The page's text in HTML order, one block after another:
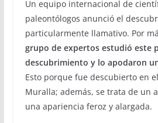
Un equipo internacional de
paleontólogos anunció el
particularmente llamativo. Por
grupo de expertos estudió este
descubrimiento y lo apodaron un
Esto porque fue descubierto en
Muralla; además, se trata de un
una apariencia feroz y alargada.